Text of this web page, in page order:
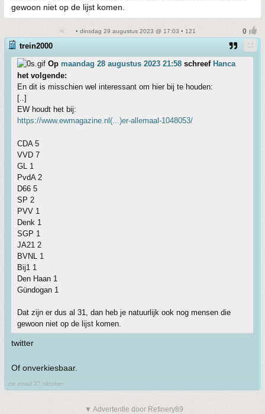
gewoon niet op de lijst komen.
• dinsdag 29 augustus 2023 @ 17:03 • 121
trein2000
Op maandag 28 augustus 2023 21:58 schreef Hanca
het volgende:
En dit is misschien wel interessant om hier bij te houden:
[..]
EW houdt het bij:
https://www.ewmagazine.nl(...)er-allemaal-1048053/
CDA 5
VVD 7
GL 1
PvdA 2
D66 5
SP 2
PVV 1
Denk 1
SGP 1
JA21 2
BVNL 1
Bij1 1
Den Haan 1
Gündogan 1
Dat zijn er dus al 31, dan heb je natuurlijk ook nog mensen die
gewoon niet op de lijst komen.
twitter
Of onverkiesbaar.
zie email 27 oktober
▼ Advertentie door Refinery89